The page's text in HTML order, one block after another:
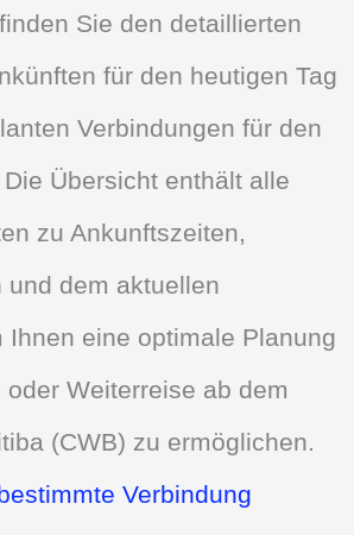
Sie den detaillierten
für den heutigen Tag
Verbindungen für den
Übersicht enthält alle
zu Ankunftszeiten,
und dem aktuellen
Ihnen eine optimale Planung
oder Weiterreise ab dem
(CWB) zu ermöglichen.
Verbindung